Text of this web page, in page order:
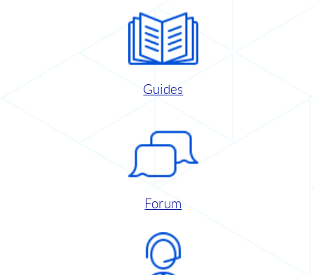
Guides
Forum